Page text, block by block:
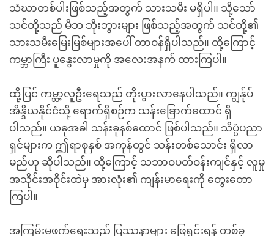
သံဃာတစ်ပါးဖြစ်သည့်အတွက် သားသမီး မရှိပါ။ သို့သော်
သင်တို့သည် မိဘ ဘိုးဘွားများ ဖြစ်သည့်အတွက် သင်တို့၏
သားသမီးမြေးမြစ်များအပေါ် တာဝန်ရှိပါသည်။ ထို့ကြောင့်
ကမ္ဘာကြီး ပူနွေးလာမှုကို အလေးအနက် ထားကြပါ။
ထို့ပြင် ကမ္ဘာ့လူဦးရေသည် တိုးပွားလာနေပါသည်။ ကျွန်ုပ်
အိန္ဒိယနိုင်ငံသို့ ရောက်ရှိစဉ်က သန်းခြောက်ထောင် ရှိ
ပါသည်။ ယခုအခါ သန်းခုနစ်ထောင် ဖြစ်ပါသည်။ သိပ္ပံပညာ
ရှင်များက ဤရာစုနှစ် အကုန်တွင် သန်းတစ်သောင်း ရှိလာ
မည်ဟု ဆိုပါသည်။ ထို့ကြောင့် သဘာဝပတ်ဝန်းကျင်နှင့် လူမှု
အသိုင်းအဝိုင်းထဲမှ အားလုံး၏ ကျန်းမာရေးကို တွေးတော
ကြပါ။
အကြမ်းမဖက်ရေးသည် ပြဿနာများ ဖြေရှင်းရန် တစ်ခု